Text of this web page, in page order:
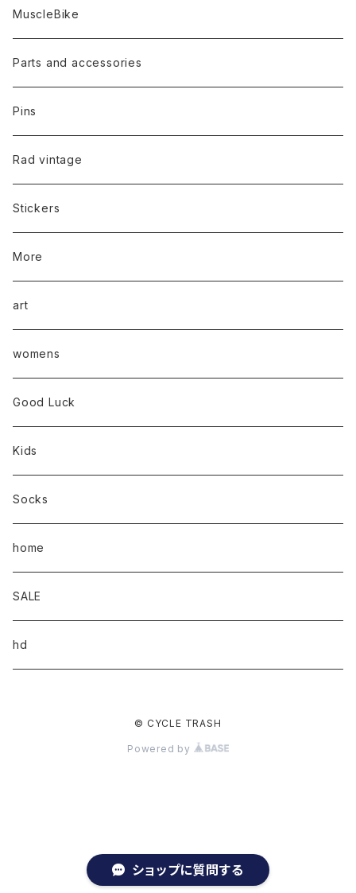
ショップに質問する
MuscleBike
Parts and accessories
Pins
Rad vintage
Stickers
More
art
womens
Good Luck
Kids
Socks
home
SALE
hd
© CYCLE TRASH
Powered by